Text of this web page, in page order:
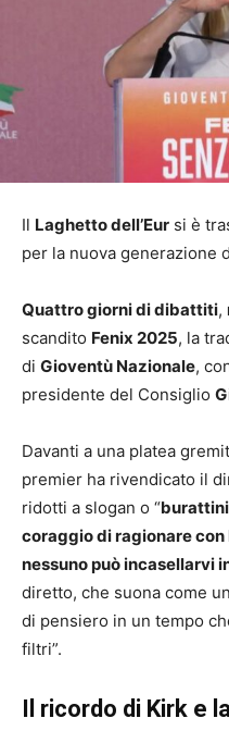
Il Laghetto dell’Eur si è
per la nuova generazione
Quattro giorni di dibattiti,
scandito Fenix 2025, la
di Gioventù Nazionale,
presidente del Consiglio
Davanti a una platea
premier ha rivendicato il
ridotti a slogan o “burattini
coraggio di ragionare con
nessuno può incasellarvi
diretto, che suona come
di pensiero in un tempo
filtri”.
Il ricordo di Kirk e